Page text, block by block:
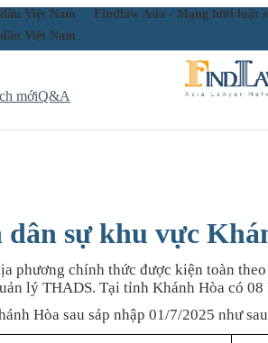
đầu Việt Nam
Findlaw Asia - Mạng lưới luật
đầu Việt Nam
mớiQ&A
sự khu vực
phương chính thức được kiện toàn theo
lý THADS. Tại tỉnh Khánh Hòa có
Hòa sau sáp nhập 01/7/2025 như